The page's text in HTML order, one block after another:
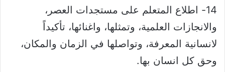
14- اطلاع المتعلم على مستجدات العصر،
والانجازات العلمية، وتمثلها، واغنائها، تأكيداً
لانسانية المعرفة، وتواصلها في الزمان والمكان،
وحق كل انسان بها.